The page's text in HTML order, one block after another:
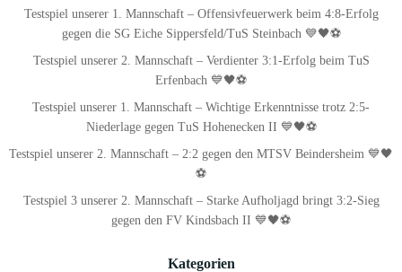
Testspiel unserer 1. Mannschaft – Offensivfeuerwerk beim 4:8-Erfolg
gegen die SG Eiche Sippersfeld/TuS Steinbach 💙🖤⚽
Testspiel unserer 2. Mannschaft – Verdienter 3:1-Erfolg beim TuS
Erfenbach 💙🖤⚽
Testspiel unserer 1. Mannschaft – Wichtige Erkenntnisse trotz 2:5-
Niederlage gegen TuS Hohenecken II 💙🖤⚽
Testspiel unserer 2. Mannschaft – 2:2 gegen den MTSV Beindersheim 💙🖤
⚽
Testspiel 3 unserer 2. Mannschaft – Starke Aufholjagd bringt 3:2-Sieg
gegen den FV Kindsbach II 💙🖤⚽
Kategorien